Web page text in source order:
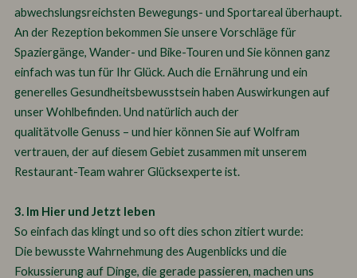
abwechslungsreichsten Bewegungs- und Sportareal überhaupt.
An der Rezeption bekommen Sie unsere Vorschläge für
Spaziergänge, Wander- und Bike-Touren und Sie können ganz
einfach was tun für Ihr Glück. Auch die Ernährung und ein
generelles Gesundheitsbewusstsein haben Auswirkungen auf
unser Wohlbefinden. Und natürlich auch der
qualitätvolle Genuss – und hier können Sie auf Wolfram
vertrauen, der auf diesem Gebiet zusammen mit unserem
Restaurant-Team wahrer Glücksexperte ist.
3. Im Hier und Jetzt leben
So einfach das klingt und so oft dies schon zitiert wurde:
Die bewusste Wahrnehmung des Augenblicks und die
Fokussierung auf Dinge, die gerade passieren, machen uns